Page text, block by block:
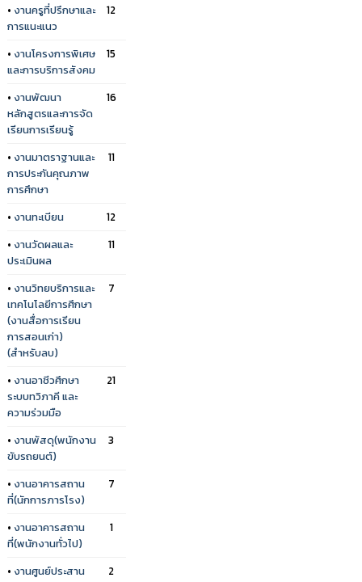
• งานครูที่ปรึกษาและ
การแนะแนว
12
• งานโครงการพิเศษ
และการบริการสังคม
15
• งานพัฒนา
หลักสูตรและการจัด
เรียนการเรียนรู้
16
• งานมาตราฐานและ
การประกันคุณภาพ
การศึกษา
11
• งานทะเบียน
12
• งานวัดผลและ
ประเมินผล
11
• งานวิทยบริการและ
เทคโนโลยีการศึกษา
(งานสื่อการเรียน
การสอนเก่า)
(สำหรับลบ)
7
• งานอาชีวศึกษา
ระบบทวิภาคี และ
ความร่วมมือ
21
• งานพัสดุ(พนักงาน
ขับรถยนต์)
3
• งานอาคารสถาน
ที่(นักการภารโรง)
7
• งานอาคารสถาน
ที่(พนักงานทั่วไป)
1
• งานศูนย์ประสาน
2